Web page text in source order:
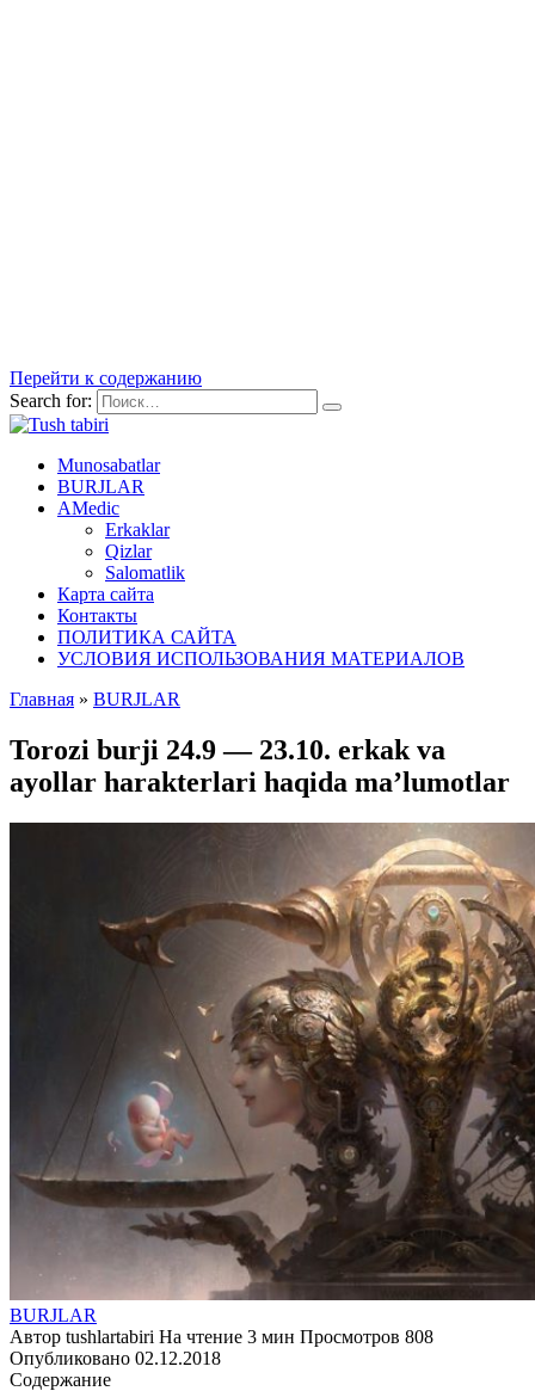
Перейти к содержанию
Search for:
Munosabatlar
BURJLAR
AMedic
Erkaklar
Qizlar
Salomatlik
Карта сайта
Контакты
ПОЛИТИКА САЙТА
УСЛОВИЯ ИСПОЛЬЗОВАНИЯ МАТЕРИАЛОВ
Главная » BURJLAR
Torozi burji 24.9 — 23.10. erkak va
ayollar harakterlari haqida ma’lumotlar
BURJLAR
Автор tushlartabiri На чтение 3 мин Просмотров 808
Опубликовано 02.12.2018
Содержание